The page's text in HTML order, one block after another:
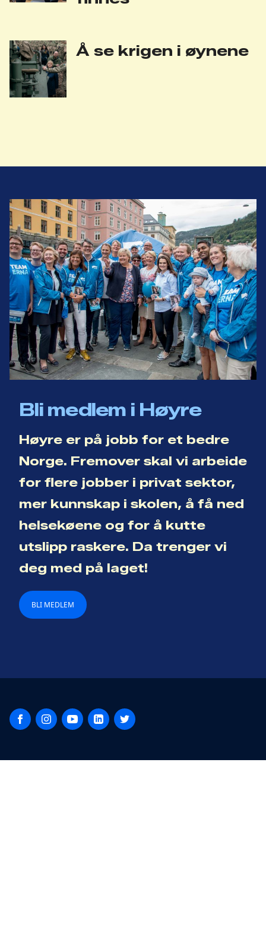
Å se krigen i øynene
Bli medlem i Høyre
Høyre er på jobb for et bedre
Norge. Fremover skal vi arbeide
for flere jobber i privat sektor,
mer kunnskap i skolen, å få ned
helsekøene og for å kutte
utslipp raskere. Da trenger vi
deg med på laget!
BLI MEDLEM
FacebookInstagramYouTubeLinkedInTwitter